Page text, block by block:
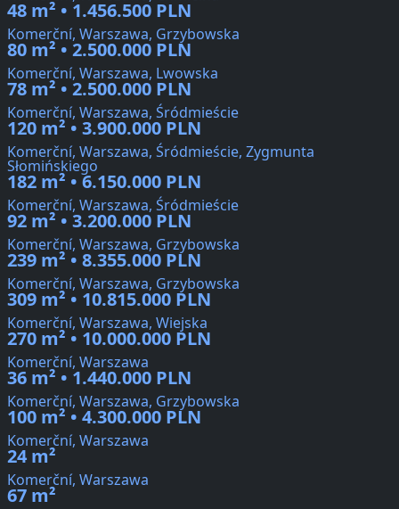
48 m² • 1.456.500 PLN
Komerční, Warszawa, Grzybowska
80 m² • 2.500.000 PLN
Komerční, Warszawa, Lwowska
78 m² • 2.500.000 PLN
Komerční, Warszawa, Śródmieście
120 m² • 3.900.000 PLN
Komerční, Warszawa, Śródmieście, Zygmunta
Słomińskiego
182 m² • 6.150.000 PLN
Komerční, Warszawa, Śródmieście
92 m² • 3.200.000 PLN
Komerční, Warszawa, Grzybowska
239 m² • 8.355.000 PLN
Komerční, Warszawa, Grzybowska
309 m² • 10.815.000 PLN
Komerční, Warszawa, Wiejska
270 m² • 10.000.000 PLN
Komerční, Warszawa
36 m² • 1.440.000 PLN
Komerční, Warszawa, Grzybowska
100 m² • 4.300.000 PLN
Komerční, Warszawa
24 m²
Komerční, Warszawa
67 m²